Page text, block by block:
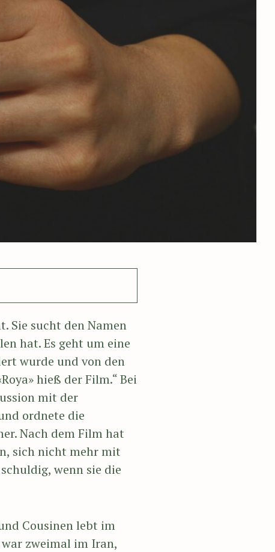
Sie sucht den Namen
hat. Es geht um eine
wurde und von den
hieß der Film.“ Bei
mit der
ordnete die
Nach dem Film hat
sich nicht mehr mit
wenn sie die
Cousinen lebt im
zweimal im Iran,